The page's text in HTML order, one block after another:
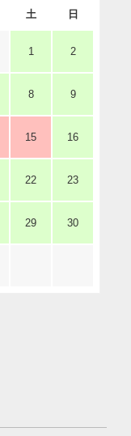
土 日
1 2
8 9
15 16
22 23
29 30